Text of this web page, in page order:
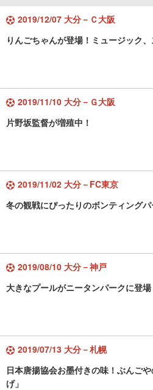
2019/12/07 大分－Ｃ大阪
りんごちゃんが登場！ミュージック、
2019/11/10 大分－Ｇ大阪
片野坂監督が増殖中！
2019/11/02 大分－FC東京
冬の観戦にぴったりのボンティング
2019/08/10 大分－神戸
大きなプールがニータンパークに登場
2019/07/13 大分－札幌
日本唐揚協会お墨付きの味！ぶんご
げ」